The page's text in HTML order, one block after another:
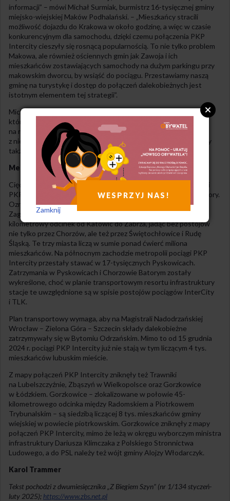
informacji” – mówi Michał Surmiak, burmistrz 16-tysięcznej gminy
miejsko-wiejskiej Maków Podhalański. – „Mieszkańcy stracili
możliwość dojazdu do Krakowa w około godzinę, a więc w czasie
konkurencyjnym dla samochodu, dzięki czemu połączenia PKP
Intercity cieszyły się rosnącą popularnością. To nie tylko problem
Makowa, ale również ościennych gmin jak Zawoja i ich
mieszkańców zostawiających samochody na dużym parkingu przy
makowskim dworcu, by wsiąść do pociągu. Przestawiamy naszą
gminę na turystykę i dostęp do połączeń dalekobieżnych jest
istotnym elementem tej strategii”.
Michał Surmiak dodaje, że PKP Intercity to spółka,
która ma realizować misję. – „Nie można wszystkiego przeliczać
na minuty kosztem mniejszych ośrodków. Są przecież ekspresy
z niewielką liczbą postojów, a pociągi niższych kategorii powinny
także zaspokajać potrzeby małych i średnich miast”.
Metropolia bez postojów
Cięcie postojów wcale nie ominęło dużych aglomeracji – pociągi
PKP Intercity przestały zatrzymywać się na stacji Chorzów Batory.
Oznacza to, że na kolejowym kręgosłupie Górnośląsko-
Zagłębiowskiej Metropolii pociągi dalekobieżne pokonują 19-
kilometrowy odcinek od Katowic do Zabrza, jadąc bez postojów
nie tylko przez Chorzów, ale też przez Świętochłowice i Rudę
Śląską. Te trzy miasta liczą w sumie ponad ćwierć miliona
mieszkańców. Na północnym zachodzie metropolii pociągi PKP
Intercity przestały stawać w 17-tysięcznych Pyskowicach.
Zatrzymania w Pyskowicach i Chorzowie Batorym zostały
wykreślone, choć w planie transportowym resortu infrastruktury
stacje te uwzględnione są w spisie postojów pociągów InterCity
i TLK.
Plan transportowy wymaga, aby na Magistrali Nadodrzańskiej
Wrocław – Zielona Góra – Szczecin składy dalekobieżne
zatrzymywały się w Bytomiu Odrzańskim. Mimo to od 15 grudnia
2024 r. pociągi PKP Intercity już nie stają w tym liczącym 4 tys.
mieszkańców lubuskim mieście.
Z mapy połączeń PKP Intercity zniknęły też Trawniki
na Lubelszczyźnie, Zbąszyń w Wielkopolsce oraz Gorzkowice
w Łódzkiem. Gorzkowice – zlokalizowane w połowie 45-
kilometrowego odcinka między Radomskiem a Piotrkowem
Trybunalskim – są siedzibą liczącej 8 tys. mieszkańców gminy
wiejskiej w powiecie piotrkowskim. Gorzkowice zniknęły z mapy
połączeń PKP Intercity, mimo że leżą w okręgu wyborczym ministra
infrastruktury Dariusza Klimczaka z Polskiego Stronnictwa
Ludowego, a do PSL należy też wójt gminy Alojzy Włodarczyk.
Karol Trammer
Tekst pochodzi z dwumiesięcznika „Z Biegiem Szyn” (nr 1/134 styczeń-
luty 2025); https://www.zbs.net.pl
WESPRZYJ NAS!
Zamknij